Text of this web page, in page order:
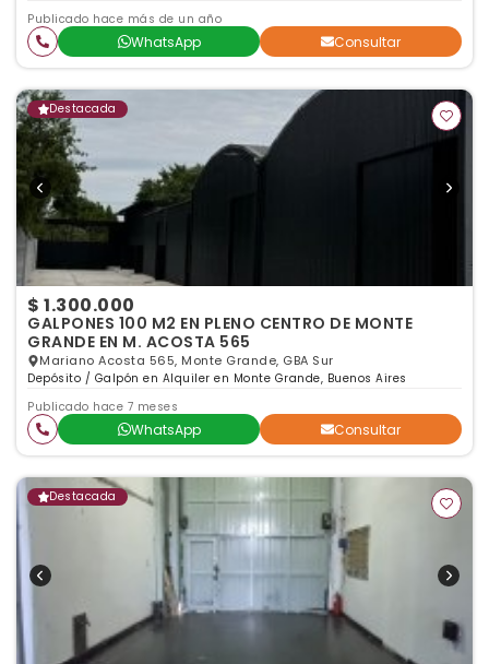
Publicado hace más de un año
WhatsApp Consultar
Destacada
$ 1.300.000
GALPONES 100 M2 EN PLENO CENTRO DE MONTE
GRANDE EN M. ACOSTA 565
Mariano Acosta 565, Monte Grande, GBA Sur
Depósito / Galpón en Alquiler en Monte Grande, Buenos Aires
Publicado hace 7 meses
WhatsApp Consultar
Destacada